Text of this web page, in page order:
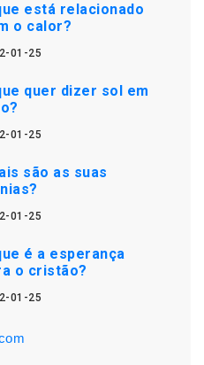
está relacionado
o calor?
01-25
quer dizer sol em
01-25
são as suas
01-25
é a esperança
o cristão?
01-25